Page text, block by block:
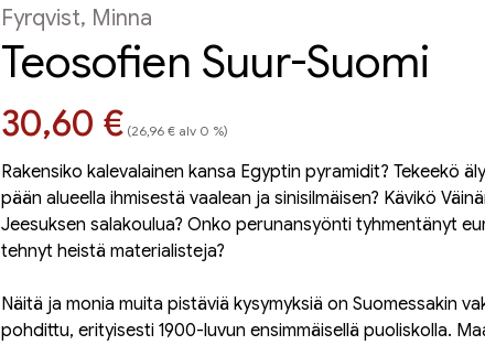
Fyrqvist, Minna
Teosofien Suur-Suomi
Hinta nyt
30,60 € (26,96 € alv 0 %)
Rakensiko kalevalainen kansa Egyptin pyramidit? Tekeekö
pään alueella ihmisestä vaalean ja sinisilmäisen? Kävikö
Jeesuksen salakoulua? Onko perunansyönti tyhmentänyt
tehnyt heistä materialisteja?
Näitä ja monia muita pistäviä kysymyksiä on Suomessakin
pohdittu, erityisesti 1900-luvun ensimmäisellä puoliskolla.